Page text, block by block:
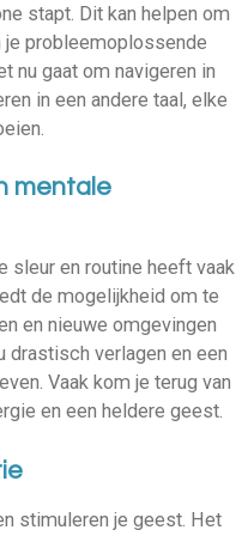
stapt. Dit kan helpen om
probleemoplossende
nu gaat om navigeren in
in een andere taal, elke
mentale
sleur en routine heeft vaak
de mogelijkheid om te
en nieuwe omgevingen
drastisch verlagen en een
Vaak kom je terug van
en een heldere geest.
stimuleren je geest. Het